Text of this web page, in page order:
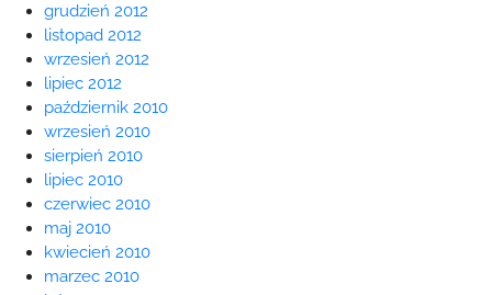
grudzień 2012
listopad 2012
wrzesień 2012
lipiec 2012
październik 2010
wrzesień 2010
sierpień 2010
lipiec 2010
czerwiec 2010
maj 2010
kwiecień 2010
marzec 2010